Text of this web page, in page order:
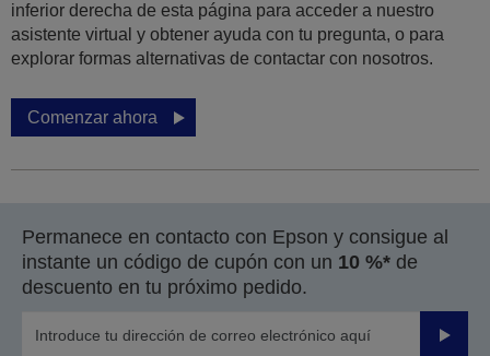
inferior derecha de esta página para acceder a nuestro
asistente virtual y obtener ayuda con tu pregunta, o para
explorar formas alternativas de contactar con nosotros.
Comenzar ahora
Permanece en contacto con Epson y consigue al
instante un código de cupón con un 10 %* de
descuento en tu próximo pedido.
Enviar